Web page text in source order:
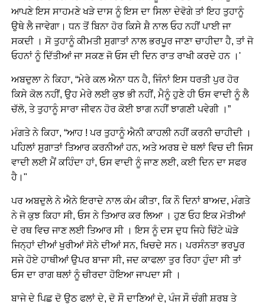
ਆਪਣੇ ਇਸ ਸਾਹਮਣੇ ਖੜੇ ਦਾਸ ਨੂੰ ਇਸ ਦਾ ਸਿਲਾ ਦੇਵੋਗੇ ਤਾਂ ਇਹ ਤੁਹਾਨੂੰ
ਉਥੇ ਲੈ ਜਾਵੇਗਾ। ਧਨ ਤੋਂ ਬਿਨਾ ਹੋਰ ਕਿਸੇ ਸ਼ੈ ਨਾਲ ਓਹ ਨਹੀਂ ਪਾਈ ਜਾ
ਸਕਦੀ । ਸੋ ਤੁਹਾਨੂੰ ਕੀਮਤੀ ਸੁਗਾਤਾਂ ਨਾਲ ਭਰਪੂਰ ਜਾਣਾ ਚਾਹੀਦਾ ਹੈ, ਤਾਂ ਜੋ
ਓਹਨਾਂ ਨੂੰ ਦਿੱਤੀਆਂ ਜਾ ਸਕਣ ਜੋ ਓਸ ਦੀ ਦਿਨ ਰਾਤ ਰਾਖੀ ਕਰਦੇ ਹਨ ।'
ਅਬਦੁਲਾ ਨੇ ਕਿਹਾ, “ਮੇਰੇ ਕਲ ਐਨਾ ਧਨ ਹੈ, ਜਿੰਨਾਂ ਇਸ ਧਰਤੀ ਪੁਰ ਹੋਰ
ਕਿਸੇ ਕੋਲ ਨਹੀਂ, ਉਹ ਮੇਰੇ ਲਈ ਕੁਝ ਭੀ ਨਹੀਂ, ਮੈਨੂੰ ਹੁਣੇ ਹੀ ਓਸ ਵਾਦੀ ਨੂੰ ਲੈ
ਚੱਲੋ, ਤੇ ਤੁਹਾਨੂੰ ਸਾਰਾ ਜੀਵਨ ਹੋਰ ਕੋਈ ਝਾਗ ਨਹੀਂ ਝਾਗਣੀ ਪਵੇਗੀ ।”
ਮੰਗਤੇ ਨੇ ਕਿਹਾ, “ਆਹ ! ਪਰ ਤੁਹਾਨੂੰ ਐਨੀ ਕਾਹਲੀ ਨਹੀਂ ਕਰਨੀ ਚਾਹੀਦੀ ।
ਪਹਿਲਾਂ ਸੁਗਾਤਾਂ ਤਿਆਰ ਕਰਨੀਆਂ ਹਨ, ਅਤੇ ਅਰਬ ਦੇ ਥਲਾਂ ਵਿਚ ਦੀ ਜਿਸ
ਵਾਦੀ ਲਈ ਮੈਂ ਕਹਿੰਦਾ ਹਾਂ, ਓਸ ਵਾਦੀ ਨੂੰ ਜਾਣ ਲਈ, ਕਈ ਦਿਨ ਦਾ ਸਫਰ
ਹੈ।"
ਪਰ ਅਬਦੁਲੇ ਨੇ ਐਨੇ ਇਰਾਦੇ ਨਾਲ ਕੰਮ ਕੀਤਾ, ਕਿ ਨੌ ਦਿਨਾਂ ਬਾਅਦ, ਮੰਗਤੇ
ਨੇ ਜੋ ਕੁਝ ਕਿਹਾ ਸੀ, ਓਸ ਨੇ ਤਿਆਰ ਕਰ ਲਿਆ । ਹੁਣ ਓਹ ਇਕ ਮੋਤੀਆਂ
ਦੇ ਰਥ ਵਿਚ ਜਾਣ ਲਈ ਤਿਆਰ ਸੀ । ਇਸ ਨੂੰ ਦਸ ਦੁਧ ਜਿਹੇ ਚਿੱਟੇ ਘੋੜੇ
ਜਿਨ੍ਹਾਂ ਦੀਆਂ ਖੁਰੀਆਂ ਸੋਨੇ ਦੀਆਂ ਸਨ, ਖਿਚਦੇ ਸਨ। ਪਰਸੰਨਤਾ ਭਰਪੂਰ
ਸਜੇ ਹੋਏ ਹਾਥੀਆਂ ਉਪਰ ਬਾਜਾ ਸੀ, ਜਦ ਕਾਫਲਾ ਤੁਰ ਰਿਹਾ ਹੁੰਦਾ ਸੀ ਤਾਂ
ਓਸ ਦਾ ਰਾਗ ਥਲਾਂ ਨੂੰ ਚੀਰਦਾ ਹੋਇਆ ਜਾਪਦਾ ਸੀ ।
ਬਾਜੇ ਦੇ ਪਿਛ ਦੋ ਉਠ ਫਲਾਂ ਦੇ, ਦੋ ਸੌ ਦਾਣਿਆਂ ਦੇ, ਪੰਜ ਸੌ ਚੰਗੀ ਸ਼ਰਬ ਤੇ